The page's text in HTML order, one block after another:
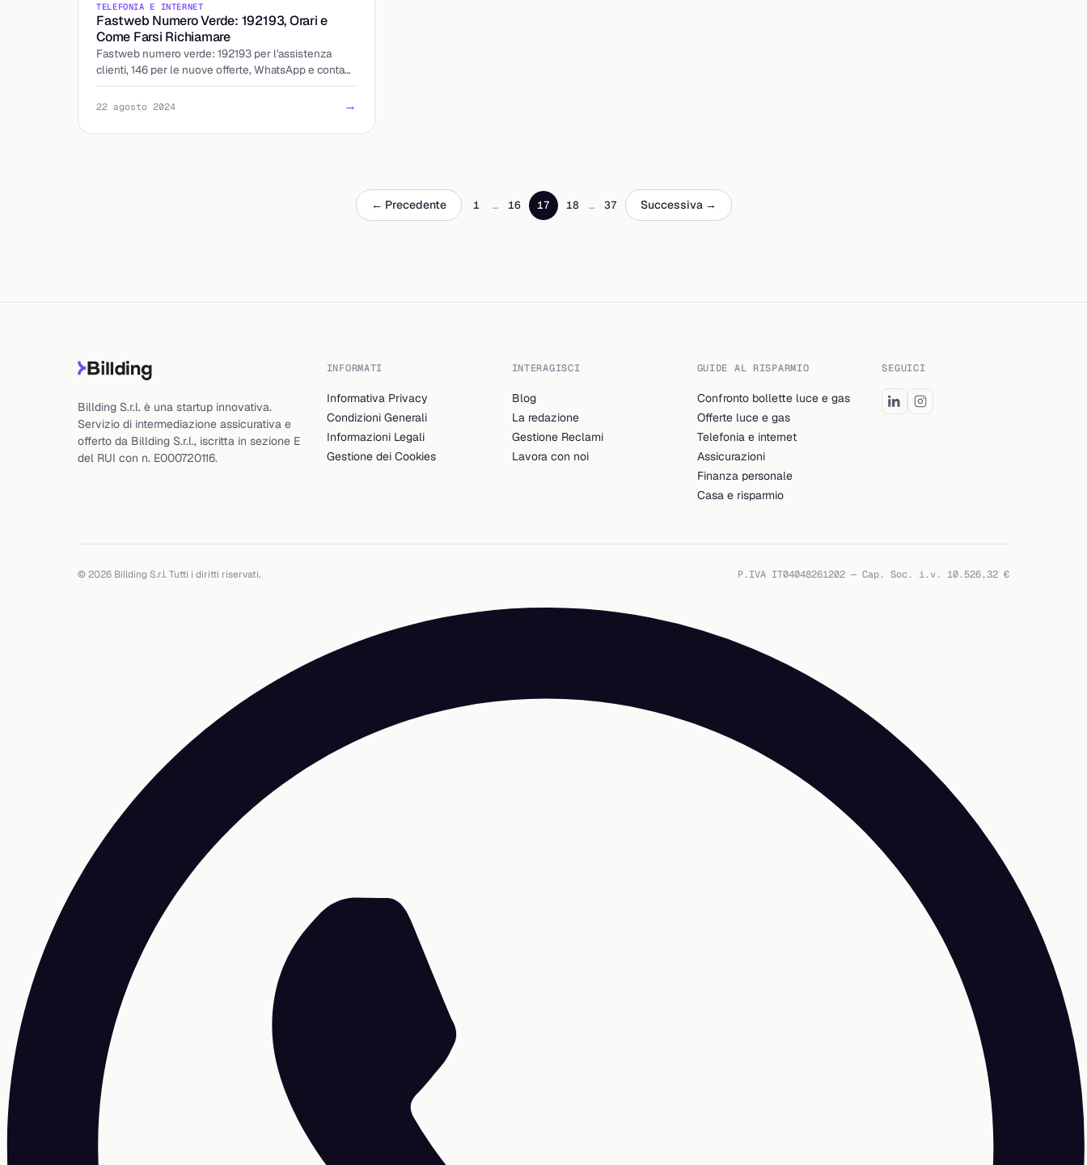
TELEFONIA E INTERNET
Fastweb Numero Verde: 192193, Orari e
Come Farsi Richiamare
Fastweb numero verde: 192193 per l'assistenza
clienti, 146 per le nuove offerte, WhatsApp e contatti
dall'estero. Orari e canali aggiornati al 2026.
22 agosto 2024 →
← Precedente 1 … 16 17 18 … 37 Successiva →
Billding S.r.l. è una startup innovativa.
Servizio di intermediazione assicurativa e
offerto da Billding S.r.l., iscritta in sezione E
del RUI con n. E000720116.
INFORMATI
Informativa Privacy
Condizioni Generali
Informazioni Legali
Gestione dei Cookies
INTERAGISCI
Blog
La redazione
Gestione Reclami
Lavora con noi
GUIDE AL RISPARMIO
Confronto bollette luce e gas
Offerte luce e gas
Telefonia e internet
Assicurazioni
Finanza personale
Casa e risparmio
SEGUICI
© 2026 Billding S.r.l. Tutti i diritti riservati. P.IVA IT04048261202 — Cap. Soc. i.v. 10.526,32 €